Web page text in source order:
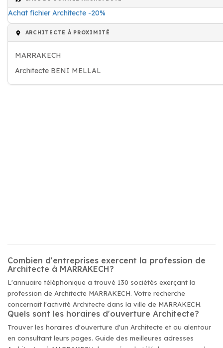
Achat fichier Architecte -20%
ARCHITECTE À PROXIMITÉ
MARRAKECH
Architecte BENI MELLAL
Combien d'entreprises exercent la profession de
Architecte à MARRAKECH?
L'annuaire téléphonique a trouvé 130 sociétés exerçant la
profession de Architecte MARRAKECH. Votre recherche
concernait l'activité Architecte dans la ville de MARRAKECH.
Quels sont les horaires d'ouverture Architecte?
Trouver les horaires d'ouverture d'un Architecte et au alentour
en consultant leurs pages. Guide des meilleures adresses